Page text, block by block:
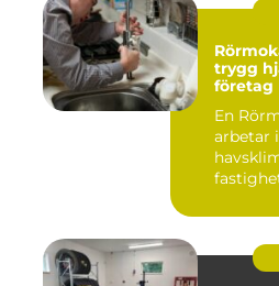
trygg
företag
En
arbetar